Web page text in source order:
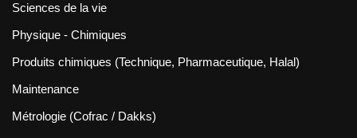
Sciences de la vie
Physique - Chimiques
Produits chimiques (Technique, Pharmaceutique, Halal)
Maintenance
Métrologie (Cofrac / Dakks)